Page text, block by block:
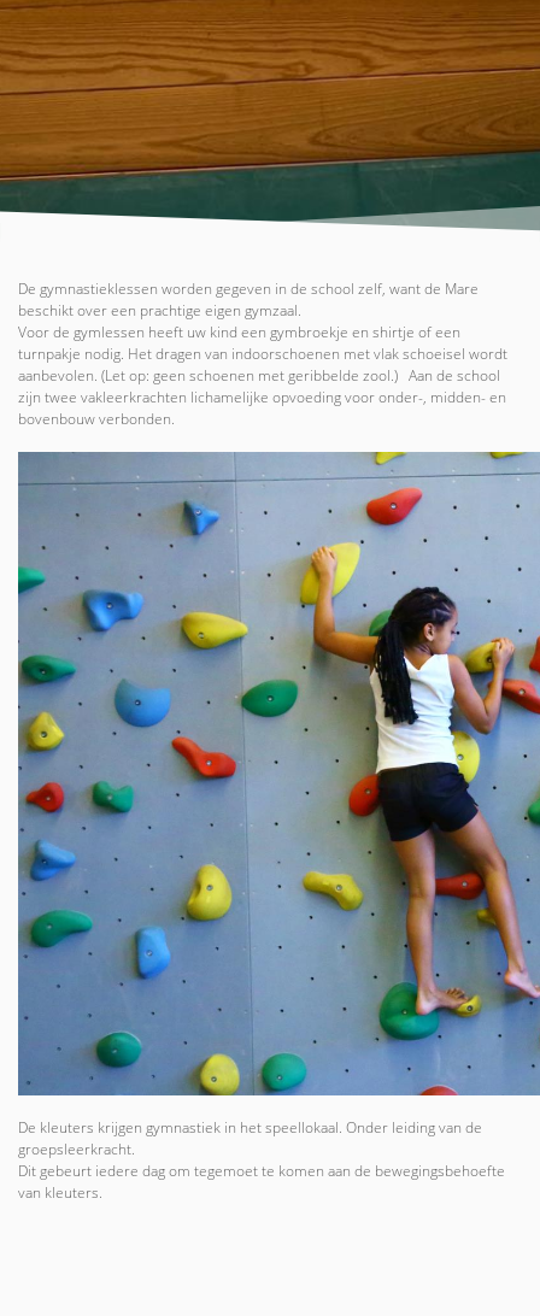
De gymnastieklessen worden gegeven in de school zelf, want de Mare
beschikt over een prachtige eigen gymzaal.
Voor de gymlessen heeft uw kind een gymbroekje en shirtje of een
turnpakje nodig. Het dragen van indoorschoenen met vlak schoeisel wordt
aanbevolen. (Let op: geen schoenen met geribbelde zool.) Aan de school
zijn twee vakleerkrachten lichamelijke opvoeding voor onder-, midden- en
bovenbouw verbonden.
De kleuters krijgen gymnastiek in het speellokaal. Onder leiding van de
groepsleerkracht.
Dit gebeurt iedere dag om tegemoet te komen aan de bewegingsbehoefte
van kleuters.